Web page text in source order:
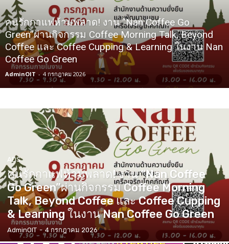
คนรักกาแฟห้ามพลาด! งาน “Nan Coffee Go
Green”ผ่านกิจกรรม Coffee Morning Talk, Beyond
Coffee และ Coffee Cupping & Learning ในงาน Nan
Coffee Go Green
AdminOIT - 4 กรกฎาคม 2026
ADS
คนรักกาแฟห้ามพลาด! งาน “Nan Coffee
Go Green”ผ่านกิจกรรม Coffee Morning
Talk, Beyond Coffee และ Coffee Cupping
& Learning ในงาน Nan Coffee Go Green
AdminOIT - 4 กรกฎาคม 2026